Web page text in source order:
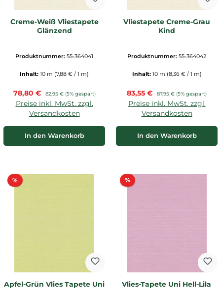
Creme-Weiß Vliestapete
Glänzend
Produktnummer: 55-364041
Inhalt: 10 m (7,88 € / 1 m)
Verkaufspreis:
78,80 € Regulärer Preis:
82,95 € (5% gespart)
Preise inkl. MwSt. zzgl.
Versandkosten
In den Warenkorb
Vliestapete Creme-Grau
Kind
Produktnummer: 55-364042
Inhalt: 10 m (8,36 € / 1 m)
Verkaufspreis:
83,55 € Regulärer Preis:
87,95 € (5% gespart)
Preise inkl. MwSt. zzgl.
Versandkosten
In den Warenkorb
%Rabatt
Apfel-Grün Vlies Tapete Uni
%Rabatt
Vlies-Tapete Uni Hell-Lila